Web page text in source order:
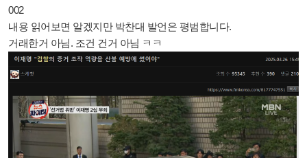
002
내용 읽어보면 알겠지만 박찬대 발언은 평범합니다.
거래한거 아님. 조건 건거 아님 ㅋㅋ